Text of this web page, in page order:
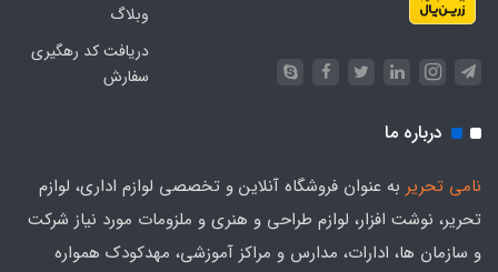
وبلاگ
دریافت کد رهگیری
سفارش
درباره ما
نامی تحریر به عنوان فروشگاه آنلاین و تخصصی لوازم اداری، لوازم
تحریر، نوشت افزار، لوازم طراحی و هنری و ملزومات مورد نیاز شرکت
و سازمان ها، ادارات، مدارس و مراکز آموزشی، مهدکودک همواره